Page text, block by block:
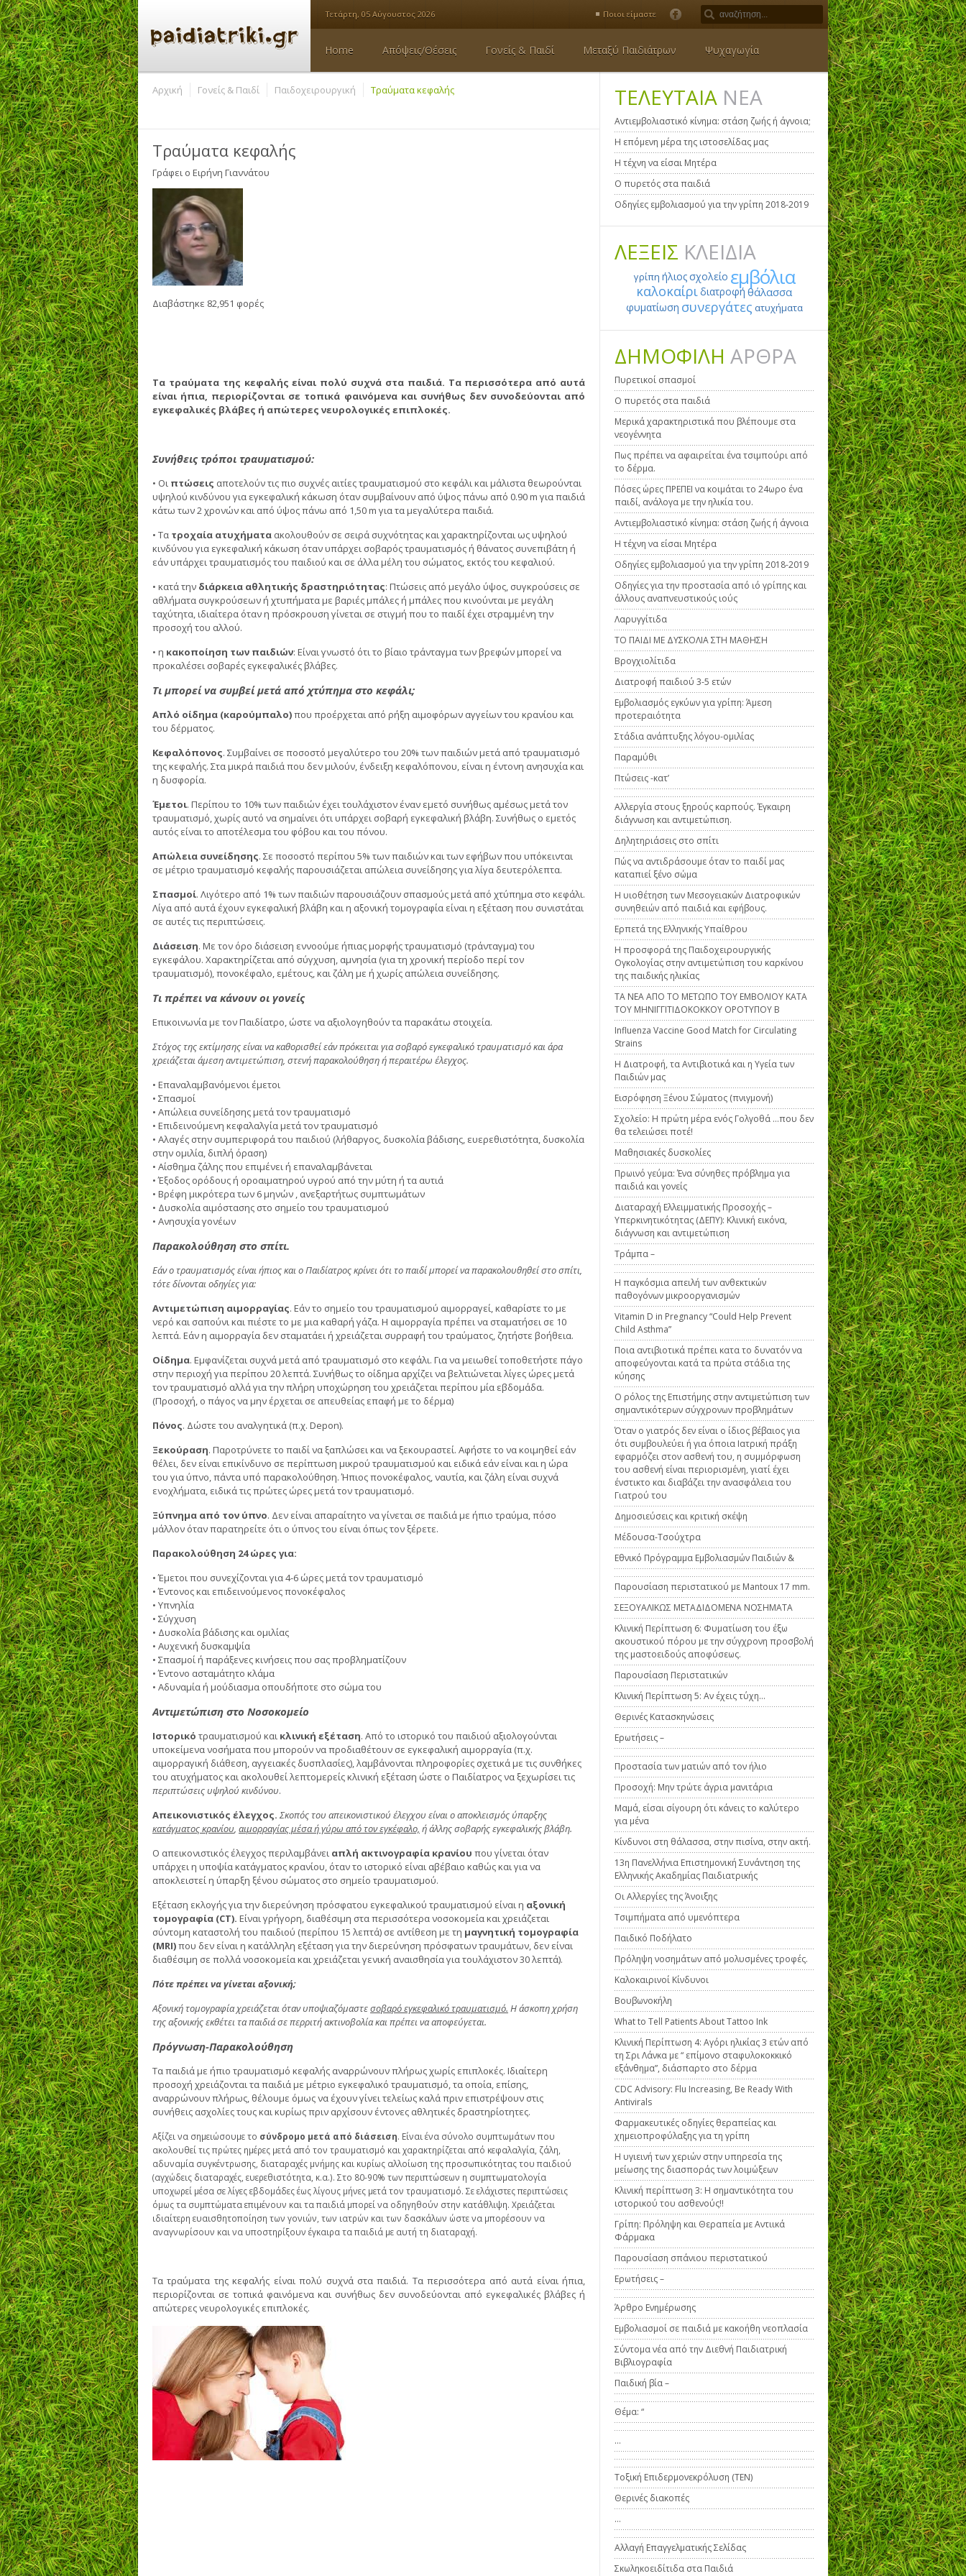
Τετάρτη, 05 Αύγουστος 2026 Ποιοι είμαστε
Home Απόψεις/Θέσεις Γονείς & Παιδί Μεταξύ Παιδιάτρων Ψυχαγωγία
Αρχική Γονείς & Παιδί Παιδοχειρουργική Τραύματα κεφαλής
Τραύματα κεφαλής
Γράφει ο Ειρήνη Γιαννάτου
Διαβάστηκε 82,951 φορές
Τα τραύματα της κεφαλής είναι πολύ συχνά στα παιδιά. Τα περισσότερα από αυτά
είναι ήπια, περιορίζονται σε τοπικά φαινόμενα και συνήθως δεν συνοδεύονται από
εγκεφαλικές βλάβες ή απώτερες νευρολογικές επιπλοκές.
Συνήθεις τρόποι τραυματισμού:
• Οι πτώσεις αποτελούν τις πιο συχνές αιτίες τραυματισμού στο κεφάλι και μάλιστα θεωρούνται
υψηλού κινδύνου για εγκεφαλική κάκωση όταν συμβαίνουν από ύψος πάνω από 0.90 m για παιδιά
κάτω των 2 χρονών και από ύψος πάνω από 1,50 m για τα μεγαλύτερα παιδιά.
• Τα τροχαία ατυχήματα ακολουθούν σε σειρά συχνότητας και χαρακτηρίζονται ως υψηλού
κινδύνου για εγκεφαλική κάκωση όταν υπάρχει σοβαρός τραυματισμός ή θάνατος συνεπιβάτη ή
εάν υπάρχει τραυματισμός του παιδιού και σε άλλα μέλη του σώματος, εκτός του κεφαλιού.
• κατά την διάρκεια αθλητικής δραστηριότητας: Πτώσεις από μεγάλο ύψος, συγκρούσεις σε
αθλήματα συγκρούσεων ή χτυπήματα με βαριές μπάλες ή μπάλες που κινούνται με μεγάλη
ταχύτητα, ιδιαίτερα όταν η πρόσκρουση γίνεται σε στιγμή που το παιδί έχει στραμμένη την
προσοχή του αλλού.
• η κακοποίηση των παιδιών: Eίναι γνωστό ότι το βίαιο τράνταγμα των βρεφών μπορεί να
προκαλέσει σοβαρές εγκεφαλικές βλάβες.
Τι μπορεί να συμβεί μετά από χτύπημα στο κεφάλι;
Απλό οίδημα (καρούμπαλο)που προέρχεται από ρήξη αιμοφόρων αγγείων του κρανίου και
του δέρματος.
Κεφαλόπονος. Συμβαίνει σε ποσοστό μεγαλύτερο του 20% των παιδιών μετά από τραυματισμό
της κεφαλής. Στα μικρά παιδιά που δεν μιλούν, ένδειξη κεφαλόπονου, είναι η έντονη ανησυχία και
η δυσφορία.
Έμετοι. Περίπου το 10% των παιδιών έχει τουλάχιστον έναν εμετό συνήθως αμέσως μετά τον
τραυματισμό, χωρίς αυτό να σημαίνει ότι υπάρχει σοβαρή εγκεφαλική βλάβη. Συνήθως ο εμετός
αυτός είναι το αποτέλεσμα του φόβου και του πόνου.
Απώλεια συνείδησης. Σε ποσοστό περίπου 5% των παιδιών και των εφήβων που υπόκεινται
σε μέτριο τραυματισμό κεφαλής παρουσιάζεται απώλεια συνείδησης για λίγα δευτερόλεπτα.
Σπασμοί. Λιγότερο από 1% των παιδιών παρουσιάζουν σπασμούς μετά από χτύπημα στο κεφάλι.
Λίγα από αυτά έχουν εγκεφαλική βλάβη και η αξονική τομογραφία είναι η εξέταση που συνιστάται
σε αυτές τις περιπτώσεις.
Διάσειση. Με τον όρο διάσειση εννοούμε ήπιας μορφής τραυματισμό (τράνταγμα) του
εγκεφάλου. Χαρακτηρίζεται από σύγχυση, αμνησία (για τη χρονική περίοδο περί τον
τραυματισμό), πονοκέφαλο, εμέτους, και ζάλη με ή χωρίς απώλεια συνείδησης.
Τι πρέπει να κάνουν οι γονείς
Επικοινωνία με τον Παιδίατρο, ώστε να αξιολογηθούν τα παρακάτω στοιχεία.
Στόχος της εκτίμησης είναι να καθορισθεί εάν πρόκειται για σοβαρό εγκεφαλικό τραυματισμό και άρα
χρειάζεται άμεση αντιμετώπιση, στενή παρακολούθηση ή περαιτέρω έλεγχος.
• Επαναλαμβανόμενοι έμετοι
• Σπασμοί
• Απώλεια συνείδησης μετά τον τραυματισμό
• Επιδεινούμενη κεφαλαλγία μετά τον τραυματισμό
• Αλαγές στην συμπεριφορά του παιδιού (λήθαργος, δυσκολία βάδισης, ευερεθιστότητα, δυσκολία
στην ομιλία, διπλή όραση)
• Αίσθημα ζάλης που επιμένει ή επαναλαμβάνεται
• Έξοδος ορόδους ή οροαιματηρού υγρού από την μύτη ή τα αυτιά
• Βρέφη μικρότερα των 6 μηνών , ανεξαρτήτως συμπτωμάτων
• Δυσκολία αιμόστασης στο σημείο του τραυματισμού
• Ανησυχία γονέων
Παρακολούθηση στο σπίτι.
Εάν ο τραυματισμός είναι ήπιος και ο Παιδίατρος κρίνει ότι το παιδί μπορεί να παρακολουθηθεί στο σπίτι,
τότε δίνονται οδηγίες για:
Αντιμετώπιση αιμορραγίας. Εάν το σημείο του τραυματισμού αιμορραγεί, καθαρίστε το με
νερό και σαπούνι και πιέστε το με μια καθαρή γάζα. Η αιμορραγία πρέπει να σταματήσει σε 10
λεπτά. Εάν η αιμορραγία δεν σταματάει ή χρειάζεται συρραφή του τραύματος, ζητήστε βοήθεια.
Οίδημα. Εμφανίζεται συχνά μετά από τραυματισμό στο κεφάλι. Για να μειωθεί τοποθετήστε πάγο
στην περιοχή για περίπου 20 λεπτά. Συνήθως το οίδημα αρχίζει να βελτιώνεται λίγες ώρες μετά
τον τραυματισμό αλλά για την πλήρη υποχώρηση του χρειάζεται περίπου μία εβδομάδα.
(Προσοχή, ο πάγος να μην έρχεται σε απευθείας επαφή με το δέρμα)
Πόνος. Δώστε του αναλγητικά (π.χ. Depon).
Ξεκούραση. Παροτρύνετε το παιδί να ξαπλώσει και να ξεκουραστεί. Αφήστε το να κοιμηθεί εάν
θέλει, δεν είναι επικίνδυνο σε περίπτωση μικρού τραυματισμού και ειδικά εάν είναι και η ώρα
του για ύπνο, πάντα υπό παρακολούθηση. Ήπιος πονοκέφαλος, ναυτία, και ζάλη είναι συχνά
ενοχλήματα, ειδικά τις πρώτες ώρες μετά τον τραυματισμό.
Ξύπνημα από τον ύπνο. Δεν είναι απαραίτητο να γίνεται σε παιδιά με ήπιο τραύμα, πόσο
μάλλον όταν παρατηρείτε ότι ο ύπνος του είναι όπως τον ξέρετε.
Παρακολούθηση 24 ώρες για:
• Έμετοι που συνεχίζονται για 4-6 ώρες μετά τον τραυματισμό
• Έντονος και επιδεινούμενος πονοκέφαλος
• Υπνηλία
• Σύγχυση
• Δυσκολία βάδισης και ομιλίας
• Αυχενική δυσκαμψία
• Σπασμοί ή παράξενες κινήσεις που σας προβληματίζουν
• Έντονο ασταμάτητο κλάμα
• Αδυναμία ή μούδιασμα οπουδήποτε στο σώμα του
Αντιμετώπιση στο Νοσοκομείο
Ιστορικό τραυματισμού και κλινική εξέταση. Από το ιστορικό του παιδιού αξιολογούνται
υποκείμενα νοσήματα που μπορούν να προδιαθέτουν σε εγκεφαλική αιμορραγία (π.χ.
αιμορραγική διάθεση, αγγειακές δυσπλασίες), λαμβάνονται πληροφορίες σχετικά με τις συνθήκες
του ατυχήματος και ακολουθεί λεπτομερείς κλινική εξέταση ώστε ο Παιδίατρος να ξεχωρίσει τις
περιπτώσεις υψηλού κινδύνου.
Απεικονιστικός έλεγχος. Σκοπός του απεικονιστικού έλεγχου είναι ο αποκλεισμός ύπαρξης
κατάγματος κρανίου, αιμορραγίας μέσα ή γύρω από τον εγκέφαλο, ή άλλης σοβαρής εγκεφαλικής βλάβη.
Ο απεικονιστικός έλεγχος περιλαμβάνει απλή ακτινογραφία κρανίου που γίνεται όταν
υπάρχει η υποψία κατάγματος κρανίου, όταν το ιστορικό είναι αβέβαιο καθώς και για να
αποκλειστεί η ύπαρξη ξένου σώματος στο σημείο τραυματισμού.
Εξέταση εκλογής για την διερεύνηση πρόσφατου εγκεφαλικού τραυματισμού είναι η αξονική
τομογραφία (CT). Είναι γρήγορη, διαθέσιμη στα περισσότερα νοσοκομεία και χρειάζεται
σύντομη καταστολή του παιδιού (περίπου 15 λεπτά) σε αντίθεση με τη μαγνητική τομογραφία
(MRI)που δεν είναι η κατάλληλη εξέταση για την διερεύνηση πρόσφατων τραυμάτων, δεν είναι
διαθέσιμη σε πολλά νοσοκομεία και χρειάζεται γενική αναισθησία για τουλάχιστον 30 λεπτά).
Πότε πρέπει να γίνεται αξονική;
Αξονική τομογραφία χρειάζεται όταν υποψιαζόμαστεσοβαρό εγκεφαλικό τραυματισμό. Η άσκοπη χρήση
της αξονικής εκθέτει τα παιδιά σε περριτή ακτινοβολία και πρέπει να αποφεύγεται.
Πρόγνωση-Παρακολούθηση
Τα παιδιά με ήπιο τραυματισμό κεφαλής αναρρώνουν πλήρως χωρίς επιπλοκές. Ιδιαίτερη
προσοχή χρειάζονται τα παιδιά με μέτριο εγκεφαλικό τραυματισμό, τα οποία, επίσης,
αναρρώνουν πλήρως, θέλουμε όμως να έχουν γίνει τελείως καλά πριν επιστρέψουν στις
συνήθεις ασχολίες τους και κυρίως πριν αρχίσουν έντονες αθλητικές δραστηρίοτητες.
Αξίζει να σημειώσουμε το σύνδρομο μετά από διάσειση. Είναι ένα σύνολο συμπτωμάτων που
ακολουθεί τις πρώτες ημέρες μετά από τον τραυματισμό και χαρακτηρίζεται από κεφαλαλγία, ζάλη,
αδυναμία συγκέντρωσης, διαταραχές μνήμης και κυρίως αλλοίωση της προσωπικότητας του παιδιού
(αγχώδεις διαταραχές, ευερεθιστότητα, κ.α.). Στο 80-90% των περιπτώσεων η συμπτωματολογία
υποχωρεί μέσα σε λίγες εβδομάδες έως λίγους μήνες μετά τον τραυματισμό. Σε ελάχιστες περιπτώσεις
όμως τα συμπτώματα επιμένουν και τα παιδιά μπορεί να οδηγηθούν στην κατάθλιψη. Χρειάζεται
ιδιαίτερη ευαισθητοποίηση των γονιών, των ιατρών και των δασκάλων ώστε να μπορέσουν να
αναγνωρίσουν και να υποστηρίξουν έγκαιρα τα παιδιά με αυτή τη διαταραχή.
Τα τραύματα της κεφαλής είναι πολύ συχνά στα παιδιά. Τα περισσότερα από αυτά είναι ήπια,
περιορίζονται σε τοπικά φαινόμενα και συνήθως δεν συνοδεύονται από εγκεφαλικές βλάβες ή
απώτερες νευρολογικές επιπλοκές.
ΤΕΛΕΥΤΑΙΑ ΝΕΑ
Αντιεμβολιαστικό κίνημα: στάση ζωής ή άγνοια;
Η επόμενη μέρα της ιστοσελίδας μας
Η τέχνη να είσαι Μητέρα
Ο πυρετός στα παιδιά
Οδηγίες εμβολιασμού για την γρίπη 2018-2019
ΛΕΞΕΙΣ ΚΛΕΙΔΙΑ
γρίπη ήλιοςσχολείο εμβόλια
καλοκαίριδιατροφή θάλασσα
φυματίωση συνεργάτες ατυχήματα
ΔΗΜΟΦΙΛΗ ΑΡΘΡΑ
Πυρετικοί σπασμοί
Ο πυρετός στα παιδιά
Μερικά χαρακτηριστικά που βλέπουμε στα
νεογέννητα
Πως πρέπει να αφαιρείται ένα τσιμπούρι από
το δέρμα.
Πόσες ώρες ΠΡΕΠΕΙ να κοιμάται το 24ωρο ένα
παιδί, ανάλογα με την ηλικία του.
Αντιεμβολιαστικό κίνημα: στάση ζωής ή άγνοια
Η τέχνη να είσαι Μητέρα
Οδηγίες εμβολιασμού για την γρίπη 2018-2019
Οδηγίες για την προστασία από ιό γρίπης και
άλλους αναπνευστικούς ιούς
Λαρυγγίτιδα
ΤΟ ΠΑΙΔΙ ΜΕ ΔΥΣΚΟΛΙΑ ΣΤΗ ΜΑΘΗΣΗ
Βρογχιολίτιδα
Διατροφή παιδιού 3-5 ετών
Εμβολιασμός εγκύων για γρίπη: Άμεση
προτεραιότητα
Στάδια ανάπτυξης λόγου-ομιλίας
Παραμύθι
Πτώσεις -κατ’
Αλλεργία στους ξηρούς καρπούς. Έγκαιρη
διάγνωση και αντιμετώπιση.
Δηλητηριάσεις στο σπίτι
Πώς να αντιδράσουμε όταν το παιδί μας
καταπιεί ξένο σώμα
Η υιοθέτηση των Μεσογειακών Διατροφικών
συνηθειών από παιδιά και εφήβους.
Ερπετά της Ελληνικής Υπαίθρου
Η προσφορά της Παιδοχειρουργικής
Ογκολογίας στην αντιμετώπιση του καρκίνου
της παιδικής ηλικίας
ΤΑ ΝΕΑ ΑΠΟ ΤΟ ΜΕΤΩΠΟ ΤΟΥ ΕΜΒΟΛΙΟΥ ΚΑΤΑ
ΤΟΥ ΜΗΝΙΓΓΙΤΙΔΟΚΟΚΚΟΥ ΟΡΟΤΥΠΟΥ Β
Influenza Vaccine Good Match for Circulating
Strains
H Διατροφή, τα Αντιβιοτικά και η Υγεία των
Παιδιών μας
Εισρόφηση Ξένου Σώματος (πνιγμονή)
Σχολείο: Η πρώτη μέρα ενός Γολγοθά …που δεν
θα τελειώσει ποτέ!
Μαθησιακές δυσκολίες
Πρωινό γεύμα: Ένα σύνηθες πρόβλημα για
παιδιά και γονείς
Διαταραχή Ελλειμματικής Προσοχής –
Υπερκινητικότητας (ΔΕΠΥ): Κλινική εικόνα,
διάγνωση και αντιμετώπιση
Τράμπα –
Η παγκόσμια απειλή των ανθεκτικών
παθογόνων μικροοργανισμών
Vitamin D in Pregnancy “Could Help Prevent
Child Asthma”
Ποια αντιβιοτικά πρέπει κατα το δυνατόν να
αποφεύγονται κατά τα πρώτα στάδια της
κύησης
Ο ρόλος της Επιστήμης στην αντιμετώπιση των
σημαντικότερων σύγχρονων προβλημάτων
Όταν ο γιατρός δεν είναι ο ίδιος βέβαιος για
ότι συμβουλεύει ή για όποια Ιατρική πράξη
εφαρμόζει στον ασθενή του, η συμμόρφωση
του ασθενή είναι περιορισμένη, γιατί έχει
ένστικτο και διαβάζει την ανασφάλεια του
Γιατρού του
Δημοσιεύσεις και κριτική σκέψη
Μέδουσα-Τσούχτρα
Εθνικό Πρόγραμμα Εμβολιασμών Παιδιών &
Παρουσίαση περιστατικού με Mantoux 17 mm.
ΣΕΞΟΥΑΛΙΚΩΣ ΜΕΤΑΔΙΔΟΜΕΝΑ ΝΟΣΗΜΑΤΑ
Κλινική Περίπτωση 6: Φυματίωση του έξω
ακουστικού πόρου με την σύγχρονη προσβολή
της μαστοειδούς αποφύσεως.
Παρουσίαση Περιστατικών
Κλινική Περίπτωση 5: Αν έχεις τύχη…
Θερινές Κατασκηνώσεις
Ερωτήσεις –
Προστασία των ματιών από τον ήλιο
Προσοχή: Μην τρώτε άγρια μανιτάρια
Μαμά, είσαι σίγουρη ότι κάνεις το καλύτερο
για μένα
Κίνδυνοι στη θάλασσα, στην πισίνα, στην ακτή.
13η Πανελλήνια Επιστημονική Συνάντηση της
Ελληνικής Ακαδημίας Παιδιατρικής
Οι Αλλεργίες της Άνοιξης
Τσιμπήματα από υμενόπτερα
Παιδικό Ποδήλατο
Πρόληψη νοσημάτων από μολυσμένες τροφές.
Καλοκαιρινοί Κίνδυνοι
Βουβωνοκήλη
What to Tell Patients About Tattoo Ink
Κλινική Περίπτωση 4: Αγόρι ηλικίας 3 ετών από
τη Σρι Λάνκα με “ επίμονο σταφυλοκοκκικό
εξάνθημα”, διάσπαρτο στο δέρμα
CDC Advisory: Flu Increasing, Be Ready With
Antivirals
Φαρμακευτικές οδηγίες θεραπείας και
χημειοπροφύλαξης για τη γρίπη
Η υγιεινή των χεριών στην υπηρεσία της
μείωσης της διασποράς των λοιμώξεων
Κλινική περίπτωση 3: Η σημαντικότητα του
ιστορικού του ασθενούς!!
Γρίπη: Πρόληψη και Θεραπεία με Αντιικά
Φάρμακα
Παρουσίαση σπάνιου περιστατικού
Ερωτήσεις –
Άρθρο Ενημέρωσης
Εμβολιασμοί σε παιδιά με κακοήθη νεοπλασία
Σύντομα νέα από την Διεθνή Παιδιατρική
Βιβλιογραφία
Παιδική βία –
Θέμα: “
…
Τοξική Επιδερμονεκρόλυση (ΤΕΝ)
Θερινές διακοπές
…
Αλλαγή Επαγγελματικής Σελίδας
Σκωληκοειδίτιδα στα Παιδιά